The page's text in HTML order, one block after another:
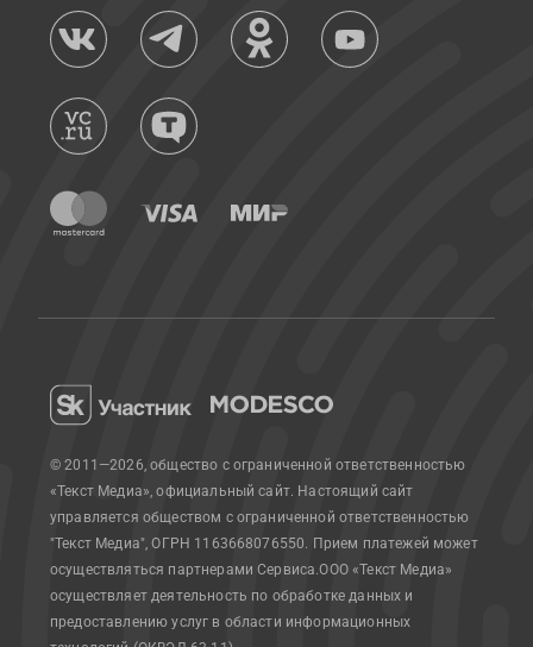
© 2011—2026, общество с ограниченной ответственностью
«Текст Медиа», официальный сайт. Настоящий сайт
управляется обществом с ограниченной ответственностью
"Текст Медиа", ОГРН 1163668076550. Прием платежей может
осуществляться партнерами Сервиса.ООО «Текст Медиа»
осуществляет деятельность по обработке данных и
предоставлению услуг в области информационных